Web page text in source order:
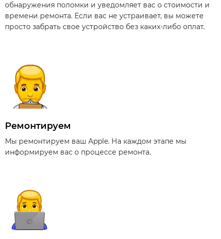
обнаружения поломки и уведомляет вас о стоимости и
времени ремонта. Если вас не устраивает, вы можете
просто забрать свое устройство без каких-либо оплат.
Ремонтируем
Мы ремонтируем ваш Apple. На каждом этапе мы
информируем вас о процессе ремонта.